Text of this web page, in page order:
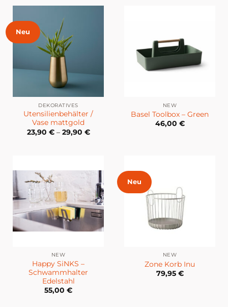
Neu
DEKORATIVES
Utensilienbehälter /
Vase mattgold
23,90 €– 29,90 €
NEW
Basel Toolbox – Green
46,00 €
NEW
Happy SiNKS –
Schwammhalter
Edelstahl
55,00 €
Neu
NEW
Zone Korb Inu
79,95 €